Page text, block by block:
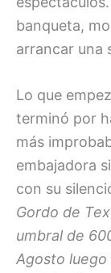
banqueta,
arrancar una
Lo que
terminó por
más
embajadora
con su
Gordo de
umbral de
Agosto